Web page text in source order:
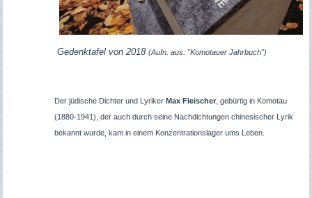
Gedenktafel von 2018 (Aufn. aus: "Komotauer Jahrbuch")
Der jüdische Dichter und Lyriker Max Fleischer, gebürtig in Komotau
(1880-1941), der auch durch seine Nachdichtungen chinesischer Lyrik
bekannt wurde, kam in einem Konzentrationslager ums Leben.